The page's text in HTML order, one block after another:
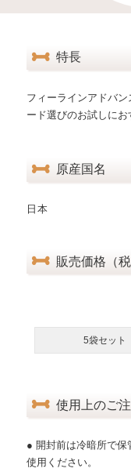
特長
フィーラインアドバ
ード選びのお試しにお
原産国名
日本
販売価格（税
5袋セット
使用上のご
● 開封前は冷暗所で保
使用ください。